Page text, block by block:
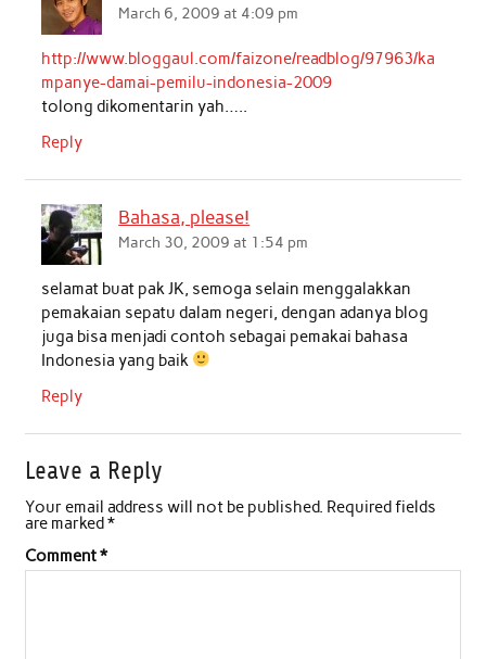
March 6, 2009 at 4:09 pm
http://www.bloggaul.com/faizone/readblog/97963/ka
mpanye-damai-pemilu-indonesia-2009
tolong dikomentarin yah…..
Reply
Bahasa, please!
March 30, 2009 at 1:54 pm
selamat buat pak JK, semoga selain menggalakkan
pemakaian sepatu dalam negeri, dengan adanya blog
juga bisa menjadi contoh sebagai pemakai bahasa
Indonesia yang baik
Reply
Leave a Reply
Your email address will not be published. Required fields
are marked*
Comment*